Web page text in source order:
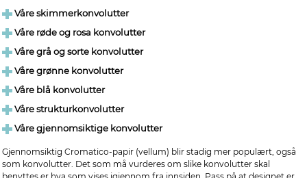
Våre skimmerkonvolutter
Våre røde og rosa konvolutter
Våre grå og sorte konvolutter
Våre grønne konvolutter
Våre blå konvolutter
Våre strukturkonvolutter
Våre gjennomsiktige konvolutter
Gjennomsiktig Cromatico-papir (vellum) blir stadig mer populært, også
som konvolutter. Det som må vurderes om slike konvolutter skal